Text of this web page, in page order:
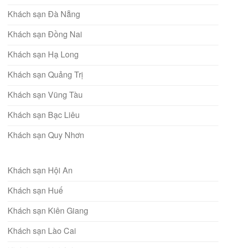
Khách sạn Đà Nẵng
Khách sạn Đồng Nai
Khách sạn Hạ Long
Khách sạn Quảng Trị
Khách sạn Vũng Tàu
Khách sạn Bạc Liêu
Khách sạn Quy Nhơn
Khách sạn Hội An
Khách sạn Huế
Khách sạn Kiên Giang
Khách sạn Lào Cai